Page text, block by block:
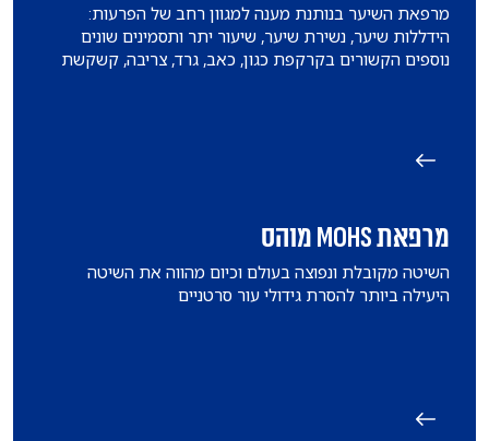
מרפאת השיער בנותנת מענה למגוון רחב של הפרעות:
הידללות שיער, נשירת שיער, שיעור יתר ותסמינים שונים
נוספים הקשורים בקרקפת כגון, כאב, גרד, צריבה, קשקשת
מרפאת MOHS מוהס
השיטה מקובלת ונפוצה בעולם וכיום מהווה את השיטה
היעילה ביותר להסרת גידולי עור סרטניים